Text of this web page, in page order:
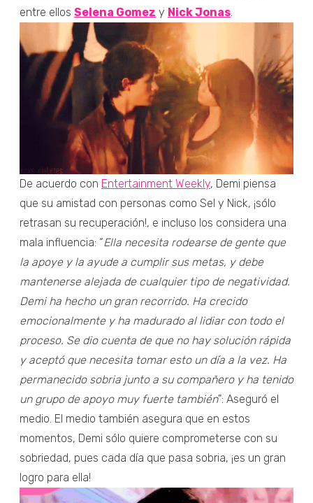
entre ellos Selena Gomez y Nick Jonas.
De acuerdo con Entertainment Weekly, Demi piensa
que su amistad con personas como Sel y Nick, ¡sólo
retrasan su recuperación!, e incluso los considera una
mala influencia: “Ella necesita rodearse de gente que
la apoye y la ayude a cumplir sus metas, y debe
mantenerse alejada de cualquier tipo de negatividad.
Demi ha hecho un gran recorrido. Ha crecido
emocionalmente y ha madurado al lidiar con todo el
proceso. Se dio cuenta de que no hay solución rápida
y aceptó que necesita tomar esto un día a la vez. Ha
permanecido sobria junto a su compañero y ha tenido
un grupo de apoyo muy fuerte también": Aseguró el
medio. El medio también asegura que en estos
momentos, Demi sólo quiere comprometerse con su
sobriedad, pues cada día que pasa sobria, ¡es un gran
logro para ella!